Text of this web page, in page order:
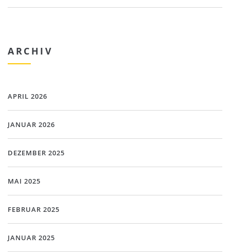
ARCHIV
APRIL 2026
JANUAR 2026
DEZEMBER 2025
MAI 2025
FEBRUAR 2025
JANUAR 2025